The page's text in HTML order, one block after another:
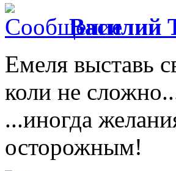
Василий
Емеля выставь
коли не
...иногда
осторожным!